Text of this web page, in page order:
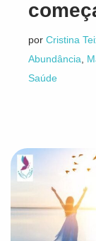
por Cristina
Abundância
Saúde